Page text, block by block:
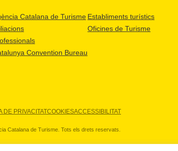
Catalana de Turisme
Convention Bureau
Establiments turístics
Oficines de Turisme
DE PRIVACITATCOOKIESACCESSIBILITAT
Catalana de Turisme. Tots els drets reservats.